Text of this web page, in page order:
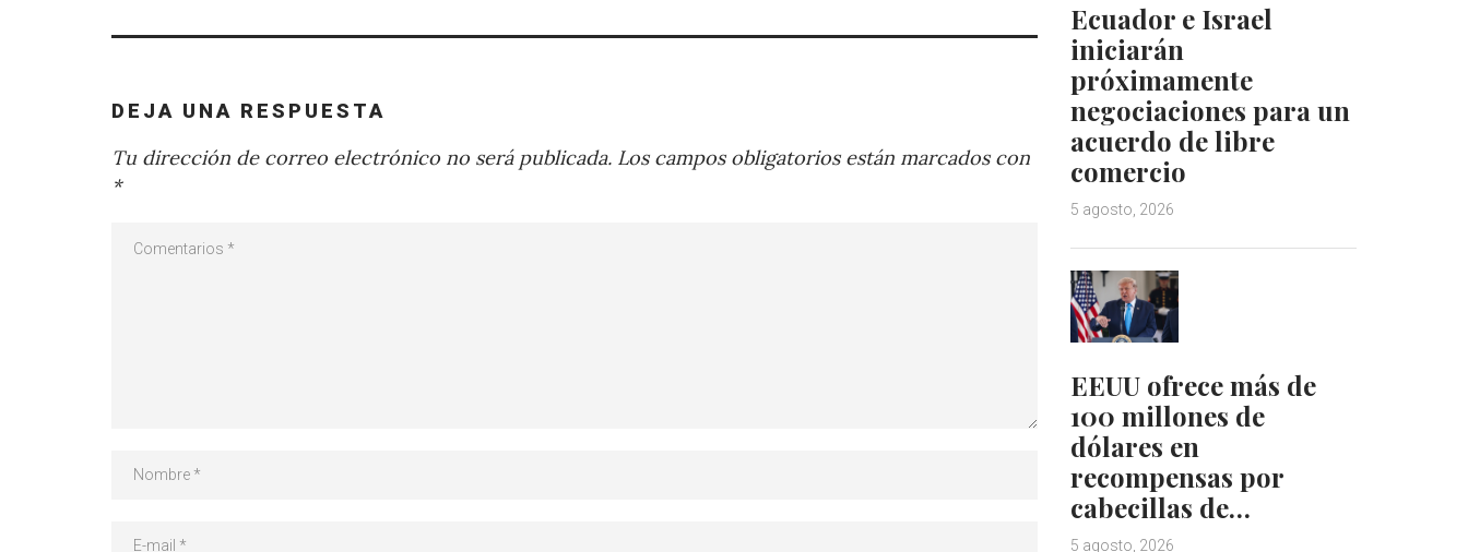
DEJA UNA RESPUESTA
Tu dirección de correo electrónico no será publicada. Los campos obligatorios están marcados con
*
Ecuador e Israel
iniciarán
próximamente
negociaciones para un
acuerdo de libre
comercio
5 agosto, 2026
EEUU ofrece más de
100 millones de
dólares en
recompensas por
cabecillas de…
5 agosto, 2026